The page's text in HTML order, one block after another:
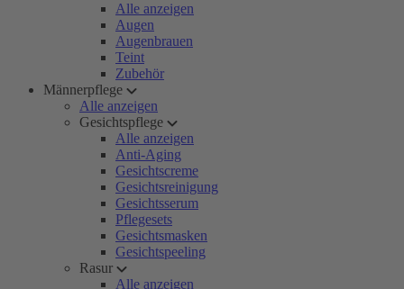
Alle anzeigen
Augen
Augenbrauen
Teint
Zubehör
Männerpflege
Alle anzeigen
Gesichtspflege
Alle anzeigen
Anti-Aging
Gesichtscreme
Gesichtsreinigung
Gesichtsserum
Pflegesets
Gesichtsmasken
Gesichtspeeling
Rasur
Alle anzeigen